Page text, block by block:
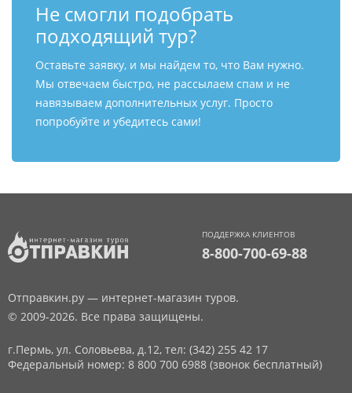
Не смогли подобрать
подходящий тур?
Оставьте заявку, и мы найдем то, что Вам нужно.
Мы отвечаем быстро, не рассылаем спам и не
навязываем дополнительных услуг. Просто
попробуйте и убедитесь сами!
ПОДДЕРЖКА КЛИЕНТОВ
8-800-700-69-88
Отправкин.ру — интернет-магазин туров.
© 2009-2026. Все права защищены.
г.Пермь, ул. Соловьева, д.12, тел: (342) 255 42 17
Федеральный номер: 8 800 700 6988 (звонок бесплатный)